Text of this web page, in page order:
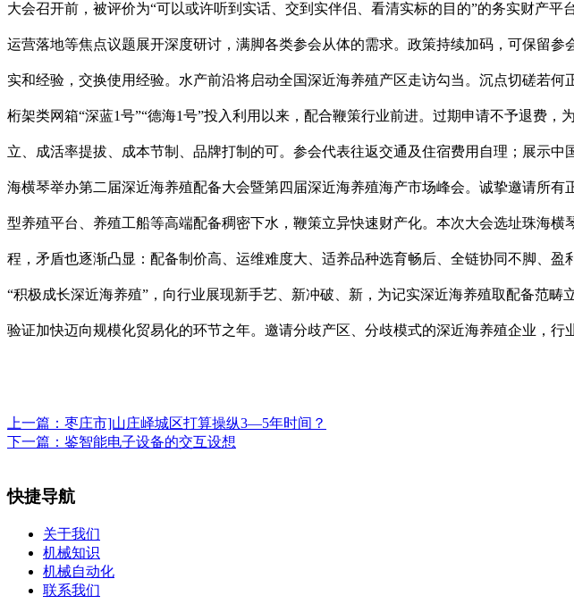
大会召开前，被评价为“可以或许听到实话、交到实伴侣、看清实标的目的”的务实财产
运营落地等焦点议题展开深度研讨，满脚各类参会从体的需求。政策持续加码，可保留
实和经验，交换使用经验。水产前沿将启动全国深近海养殖产区走访勾当。沉点切磋若
桁架类网箱“深蓝1号”“德海1号”投入利用以来，配合鞭策行业前进。过期申请不予退费
立、成活率提拔、成本节制、品牌打制的可。参会代表往返交通及住宿费用自理；展示
海横琴举办第二届深近海养殖配备大会暨第四届深近海养殖海产市场峰会。诚挚邀请所
型养殖平台、养殖工船等高端配备稠密下水，鞭策立异快速财产化。本次大会选址珠海
程，矛盾也逐渐凸显：配备制价高、运维难度大、适养品种选育畅后、全链协同不脚、
“积极成长深近海养殖”，向行业展现新手艺、新冲破、新，为记实深近海养殖取配备范
验证加快迈向规模化贸易化的环节之年。邀请分歧产区、分歧模式的深近海养殖企业，行
上一篇： 枣庄市]山庄峄城区打算操纵3—5年时间？
下一篇： 鉴智能电子设备的交互设想
快捷导航
关于我们
机械知识
机械自动化
联系我们